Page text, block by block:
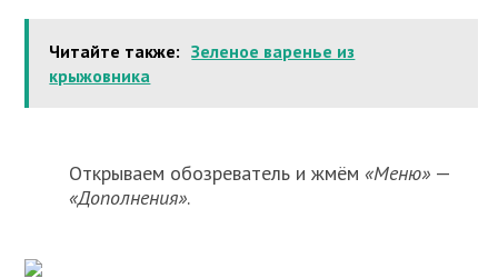
Читайте также: Зеленое варенье из
крыжовника
Открываем обозреватель и жмём«Меню» —
«Дополнения».